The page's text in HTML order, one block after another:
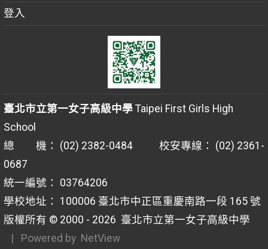
登入
臺北市立第一女子高級中學Taipei First Girls High
School
總 機： (02) 2382-0484 校安專線： (02) 2361-
0687
統一編號： 03764206
學校地址： 100006 臺北市中正區重慶南路一段 165 號
版權所有 © 2000 - 2026 臺北市立第一女子高級中學
| Powered by NetView